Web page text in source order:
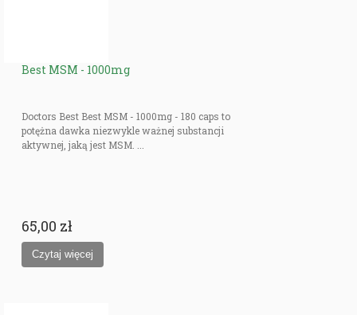
Best MSM - 1000mg
Doctors Best Best MSM - 1000mg - 180 caps to
potężna dawka niezwykle ważnej substancji
aktywnej, jaką jest MSM. ...
65,00 zł